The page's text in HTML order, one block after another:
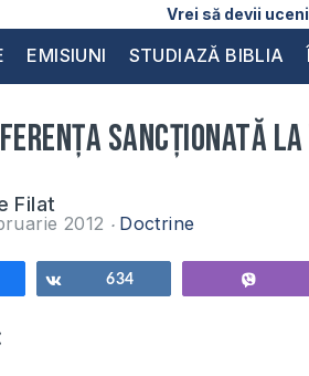
Vrei să devii
EMISIUNI STUDIAZĂ BIBLIA
sancționată la
Filat
2012 Doctrine
Share634